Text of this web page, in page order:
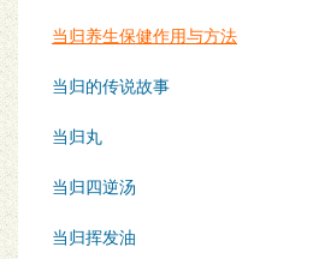
当归养生保健作用与方法
当归的传说故事
当归丸
当归四逆汤
当归挥发油